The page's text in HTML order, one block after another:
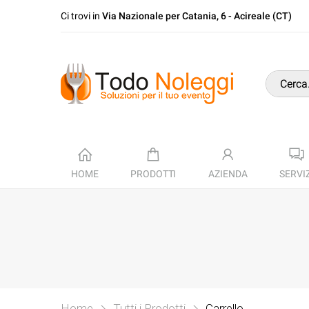
Ci trovi in Via Nazionale per Catania, 6 - Acireale (CT)
HOME PRODOTTI AZIENDA